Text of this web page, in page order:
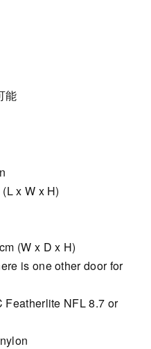
能
x W x H)
(W x D x H)
is one other door for
Featherlite NFL 8.7 or